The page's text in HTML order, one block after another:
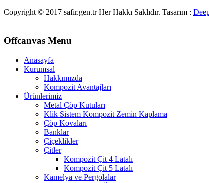
Copyright © 2017 safir.gen.tr Her Hakkı Saklıdır. Tasarım :
Offcanvas Menu
Anasayfa
Kurumsal
Hakkımızda
Kompozit Avantajları
Ürünlerimiz
Metal Çöp Kutuları
Klik Sistem Kompozit Zemin Kaplama
Çöp Kovaları
Banklar
Çiçeklikler
Çitler
Kompozit Çit 4 Latalı
Kompozit Çit 5 Latalı
Kamelya ve Pergolalar